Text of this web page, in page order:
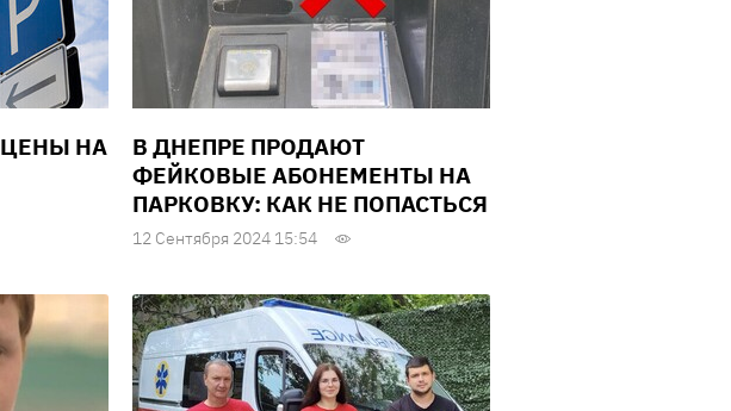
НА
В ДНЕПРЕ ПРОДАЮТ
ФЕЙКОВЫЕ АБОНЕМЕНТЫ НА
ПАРКОВКУ: КАК НЕ ПОПАСТЬСЯ
12 Сентября 2024 15:54